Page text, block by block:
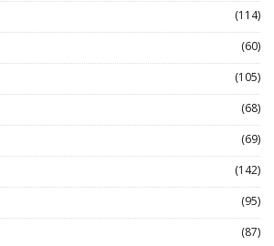
(114)
(60)
(105)
(68)
(69)
(142)
(95)
(87)